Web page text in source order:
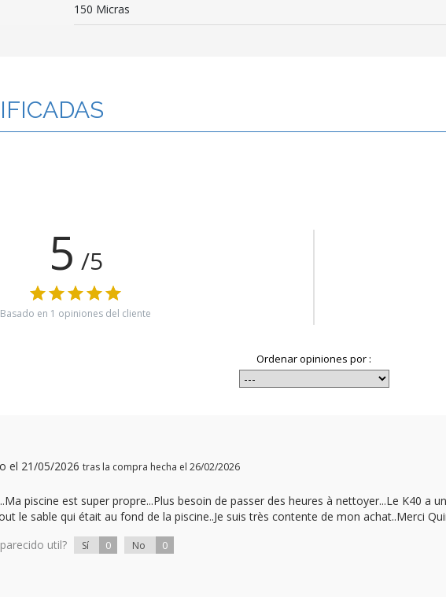
150 Micras
5 /5
Basado en 1 opiniones del cliente
Ordenar opiniones por :
el 21/05/2026 tras la compra hecha el 26/02/2026
piscine est super propre...Plus besoin de passer des heures à nettoyer...Le K40 a
le sable qui était au fond de la piscine..Je suis très contente de mon achat..Merci
util?
Sí 0 No 0